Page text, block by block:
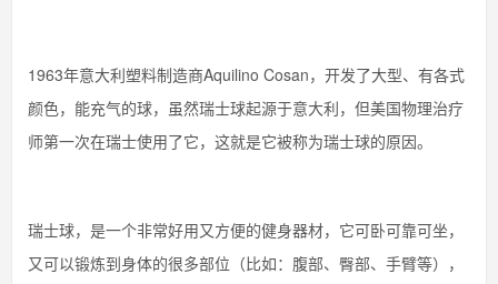
1963年意大利塑料制造商Aquilino Cosan，开发了大型、有各式
颜色，能充气的球，虽然瑞士球起源于意大利，但美国物理治疗
师第一次在瑞士使用了它，这就是它被称为瑞士球的原因。
瑞士球，是一个非常好用又方便的健身器材，它可卧可靠可坐，
又可以锻炼到身体的很多部位（比如：腹部、臀部、手臂等），